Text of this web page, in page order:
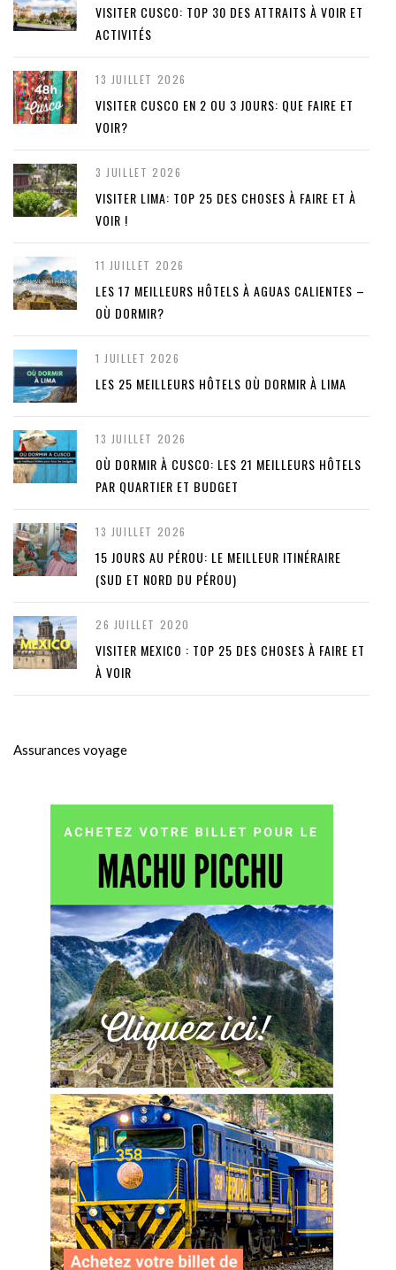
VISITER CUSCO: TOP 30 DES ATTRAITS À VOIR ET
ACTIVITÉS
13 JUILLET 2026
VISITER CUSCO EN 2 OU 3 JOURS: QUE FAIRE ET
VOIR?
3 JUILLET 2026
VISITER LIMA: TOP 25 DES CHOSES À FAIRE ET À
VOIR !
11 JUILLET 2026
LES 17 MEILLEURS HÔTELS À AGUAS CALIENTES –
OÙ DORMIR?
1 JUILLET 2026
LES 25 MEILLEURS HÔTELS OÙ DORMIR À LIMA
13 JUILLET 2026
OÙ DORMIR À CUSCO: LES 21 MEILLEURS HÔTELS
PAR QUARTIER ET BUDGET
13 JUILLET 2026
15 JOURS AU PÉROU: LE MEILLEUR ITINÉRAIRE
(SUD ET NORD DU PÉROU)
26 JUILLET 2020
VISITER MEXICO : TOP 25 DES CHOSES À FAIRE ET
À VOIR
Assurances voyage